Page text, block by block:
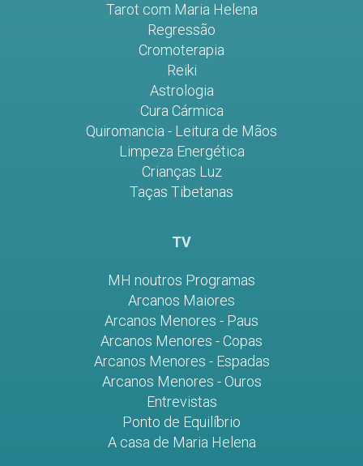
Tarot com Maria Helena
Regressão
Cromoterapia
Reiki
Astrologia
Cura Cármica
Quiromancia - Leitura de Mãos
Limpeza Energética
Crianças Luz
Taças Tibetanas
TV
MH noutros Programas
Arcanos Maiores
Arcanos Menores - Paus
Arcanos Menores - Copas
Arcanos Menores - Espadas
Arcanos Menores - Ouros
Entrevistas
Ponto de Equilíbrio
A casa de Maria Helena